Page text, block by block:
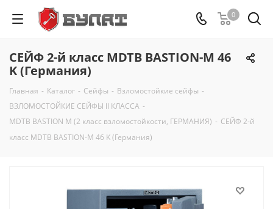
0
СЕЙФ 2-й класс MDTB BASTION-M 46
K (Германия)
Главная - Каталог - Сейфы - Взломостойкие сейфы -
ВЗЛОМОСТОЙКИЕ СЕЙФЫ II КЛАССА -
MDTB BASTION M (2 класс взломостойкости, ГЕРМАНИЯ) - СЕЙФ 2-й
класс MDTB BASTION-M 46 K (Германия)